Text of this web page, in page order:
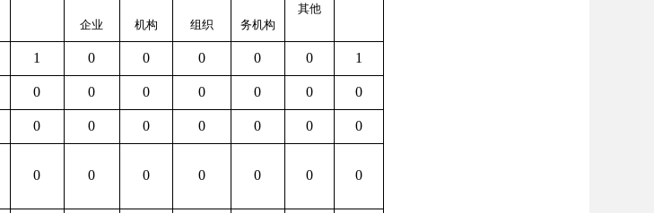
企业 机构 组织 务机构
其他
1 0 0 0 0 0 1
0 0 0 0 0 0 0
0 0 0 0 0 0 0
0 0 0 0 0 0 0